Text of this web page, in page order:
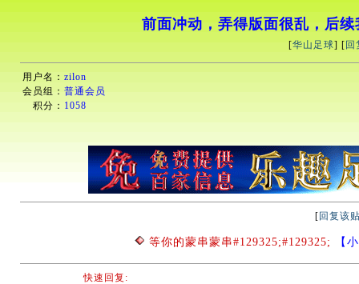
前面冲动，弄得版面很乱，后
[华山足球] [ 回
用户名： zilon
会员组： 普通会员
积分： 1058
[ 回复该
等你的蒙串蒙串#129325;#129325; 【
快速回复: